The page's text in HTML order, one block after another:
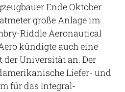
Ende Oktober
große Anlage im
Riddle Aeronautical
kündigte auch eine
der Universität an. Der
Liefer- und
für das Integral-